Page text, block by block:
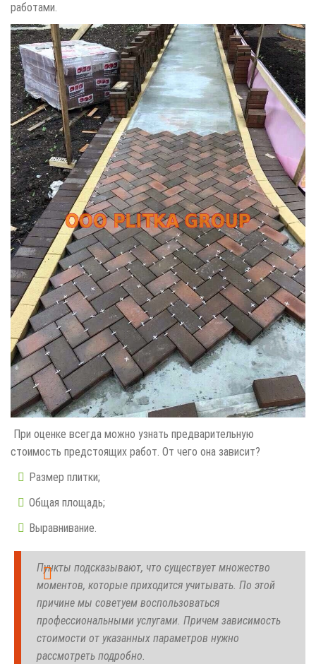
работами.
При оценке всегда можно узнать предварительную
стоимость предстоящих работ. От чего она зависит?
Размер плитки;
Общая площадь;
Выравнивание.
Пункты подсказывают, что существует множество
моментов, которые приходится учитывать. По этой
причине мы советуем воспользоваться
профессиональными услугами. Причем зависимость
стоимости от указанных параметров нужно
рассмотреть подробно.